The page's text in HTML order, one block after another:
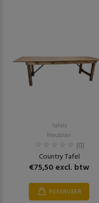
Tafels
Meubilair
(0)
Country Tafel
€75,50 excl. btw
RESERVEER